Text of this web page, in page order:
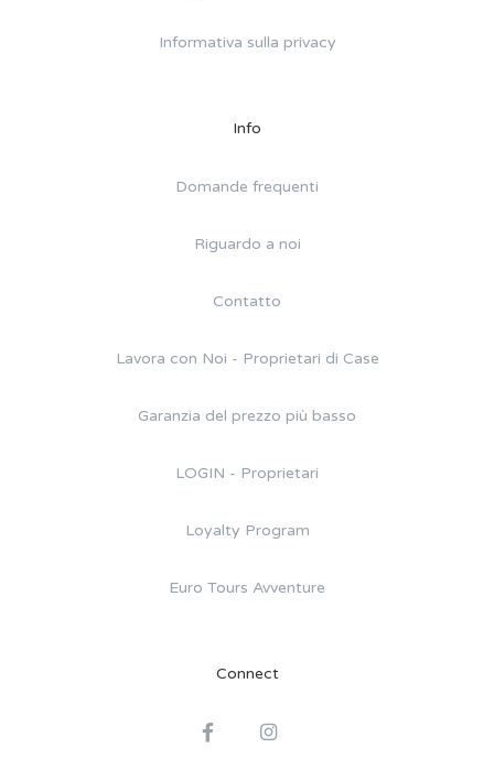
Informativa sulla privacy
Info
Domande frequenti
Riguardo a noi
Contatto
Lavora con Noi - Proprietari di Case
Garanzia del prezzo più basso
LOGIN - Proprietari
Loyalty Program
Euro Tours Avventure
Connect